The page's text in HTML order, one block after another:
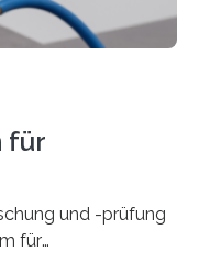
für
und -prüfung
für